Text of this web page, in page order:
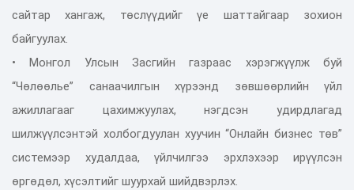
сайтар хангаж, төслүүдийг үе шаттайгаар зохион
байгуулах.
• Монгол Улсын Засгийн газраас хэрэгжүүлж буй
“Чөлөөлье” санаачилгын хүрээнд зөвшөөрлийн үйл
ажиллагааг цахимжуулах, нэгдсэн удирдлагад
шилжүүлсэнтэй холбогдуулан хуучин “Онлайн бизнес төв”
системээр худалдаа, үйлчилгээ эрхлэхээр ирүүлсэн
өргөдөл, хүсэлтийг шуурхай шийдвэрлэх.